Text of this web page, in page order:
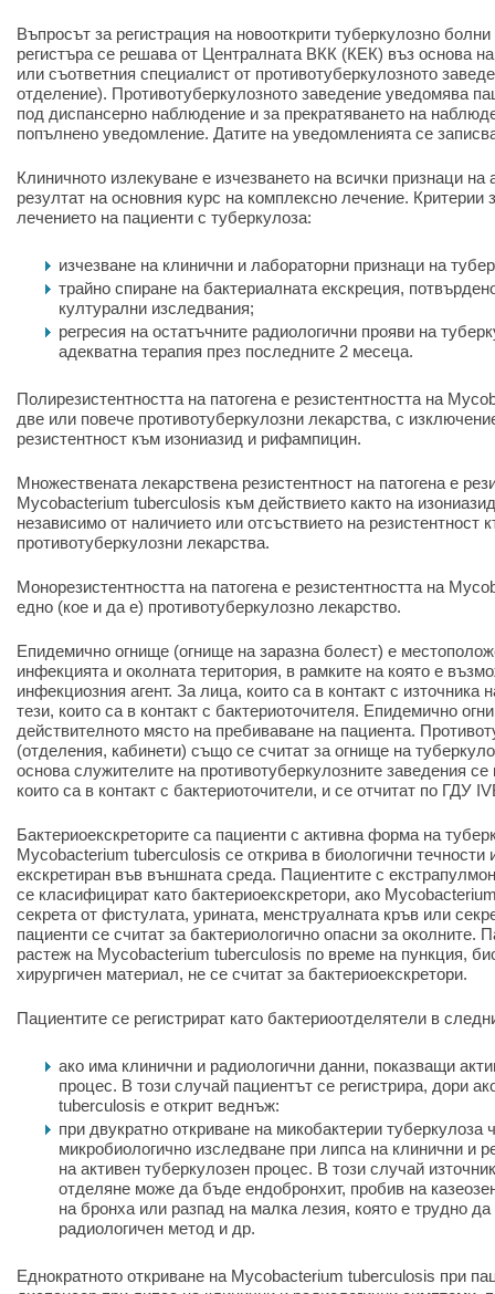
Въпросът за регистрация на новооткрити туберкулозно
регистъра се решава от Централната ВКК (КЕК) въз основа
или съответния специалист от противотуберкулозното
отделение). Противотуберкулозното заведение уведомява
под диспансерно наблюдение и за прекратяването на
попълнено уведомление. Датите на уведомленията се
Клиничното излекуване е изчезването на всички признаци на
резултат на основния курс на комплексно лечение. Критерии
лечението на пациенти с туберкулоза:
изчезване на клинични и лабораторни признаци на
трайно спиране на бактериалната екскреция,
културални изследвания;
регресия на остатъчните радиологични прояви на
адекватна терапия през последните 2 месеца.
Полирезистентността на патогена е резистентността на
две или повече противотуберкулозни лекарства, с
резистентност към изониазид и рифампицин.
Множествената лекарствена резистентност на патогена е
Mycobacterium tuberculosis към действието както на
независимо от наличието или отсъствието на резистентност
противотуберкулозни лекарства.
Монорезистентността на патогена е резистентността на
едно (кое и да е) противотуберкулозно лекарство.
Епидемично огнище (огнище на заразна болест) е
инфекцията и околната територия, в рамките на която е
инфекциозния агент. За лица, които са в контакт с източника
тези, които са в контакт с бактериоточителя. Епидемично
действителното място на пребиваване на пациента.
(отделения, кабинети) също се считат за огнище на
основа служителите на противотуберкулозните заведения
които са в контакт с бактериоточители, и се отчитат по ГДУ
Бактериоекскреторите са пациенти с активна форма на
Mycobacterium tuberculosis се открива в биологични течности
екскретиран във външната среда. Пациентите с
се класифицират като бактериоекскретори, ако
секрета от фистулата, урината, менструалната кръв или
пациенти се считат за бактериологично опасни за околните.
растеж на Mycobacterium tuberculosis по време на пункция,
хирургичен материал, не се считат за бактериоекскретори.
Пациентите се регистрират като бактериоотделятели в
ако има клинични и радиологични данни, показващи
процес. В този случай пациентът се регистрира, дори
tuberculosis е открит веднъж:
при двукратно откриване на микобактерии туберкулоза
микробиологично изследване при липса на клинични и
на активен туберкулозен процес. В този случай
отделяне може да бъде ендобронхит, пробив на
на бронха или разпад на малка лезия, която е трудно
радиологичен метод и др.
Еднократното откриване на Mycobacterium tuberculosis при